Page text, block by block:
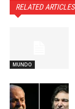
RELATED ARTICLES
MUNDO